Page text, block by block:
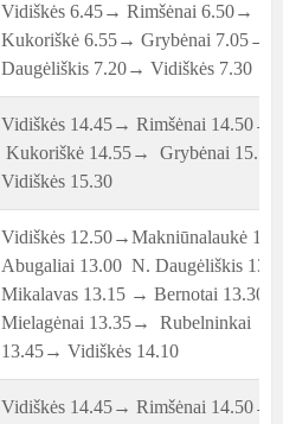
Vidiškės 6.45→ Rimšėnai 6.50→
Kukoriškė 6.55→ Grybėnai 7.05→
Daugėliškis 7.20→ Vidiškės 7.30
Vidiškės 14.45→ Rimšėnai 14.50→
Kukoriškė 14.55→ Grybėnai
Vidiškės 15.30
Vidiškės 12.50→Makniūnalaukė
Abugaliai 13.00 N. Daugėliškis
Mikalavas 13.15 → Bernotai 13.30→
Mielagėnai 13.35→ Rubelninkai
13.45→ Vidiškės 14.10
Vidiškės 14.45→ Rimšėnai 14.50→